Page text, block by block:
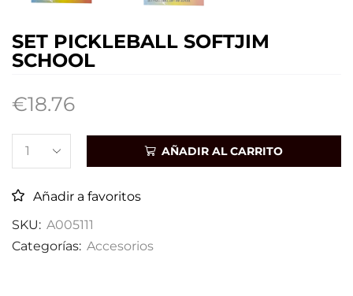
SET PICKLEBALL SOFTJIM
SCHOOL
€18.76
AÑADIR AL CARRITO
Añadir a favoritos
SKU: A005111
Categorías: Accesorios